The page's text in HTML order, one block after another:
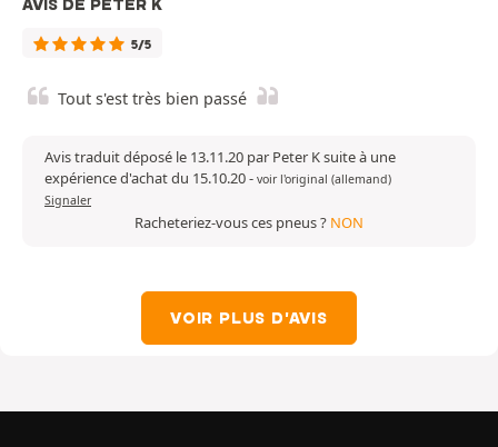
AVIS DE PETER K
5/5
Tout s'est très bien passé
Avis traduit déposé le 13.11.20 par Peter K suite à une
expérience d'achat du 15.10.20- voir l'original (allemand)
Signaler
Racheteriez-vous ces pneus ? NON
VOIR PLUS D'AVIS